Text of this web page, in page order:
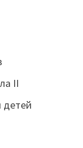
II
детей